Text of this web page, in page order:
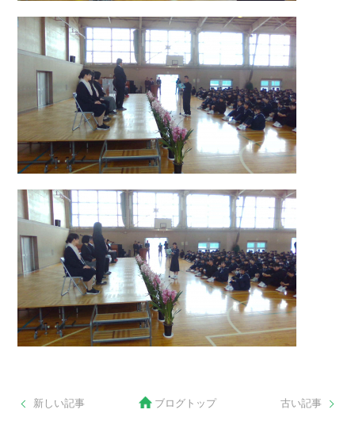
新しい記事 古い記事
ブログトップ